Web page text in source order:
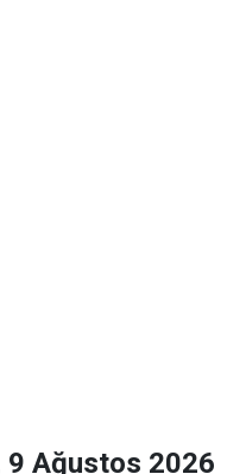
9 Ağustos 2026